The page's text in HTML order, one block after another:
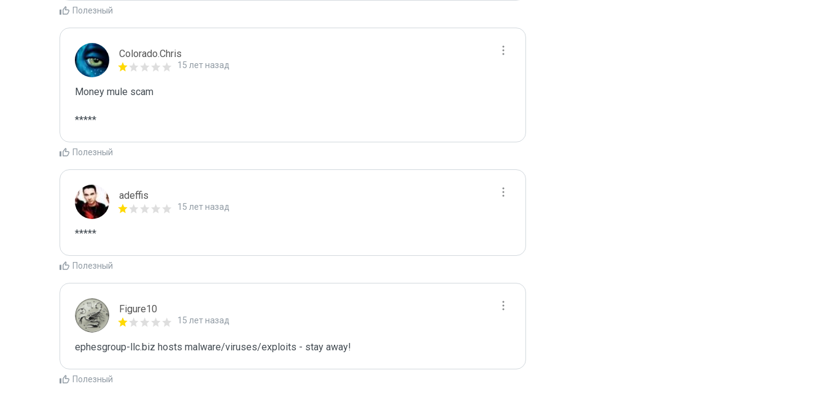
Полезный
Colorado.Chris
15 лет назад
Money mule scam
*****
Полезный
adeffis
15 лет назад
*****
Полезный
Figure10
15 лет назад
ephesgroup-llc.biz hosts malware/viruses/exploits - stay away!
Полезный